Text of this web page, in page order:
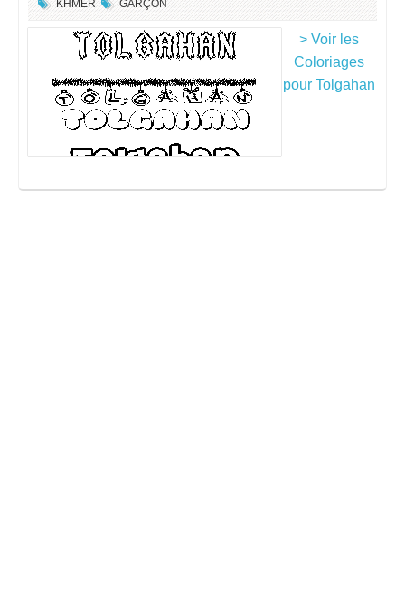
KHMER GARÇON
> Voir les
Coloriages
pour Tolgahan